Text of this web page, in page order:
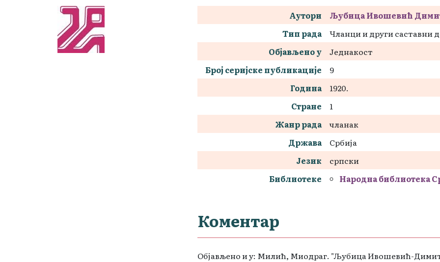
Аутори
Љубица Ивошевић
Тип рада
Чланци и други саставни
Објављено у
Једнакост
Број серијске публикације
9
Година
1920.
Стране
1
Жанр рада
чланак
Држава
Србија
Језик
српски
Библиотеке
Народна библиотека
Коментар
Објављено и у: Милић, Миодраг. "Љубица Ивошевић-